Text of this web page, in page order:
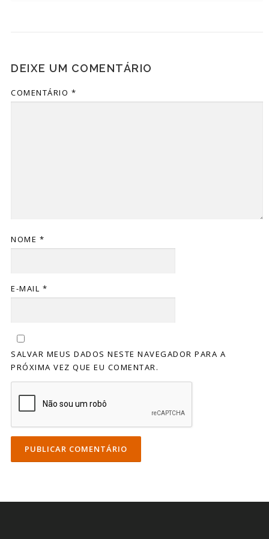
DEIXE UM COMENTÁRIO
COMENTÁRIO *
NOME *
E-MAIL *
SALVAR MEUS DADOS NESTE NAVEGADOR PARA A
PRÓXIMA VEZ QUE EU COMENTAR.